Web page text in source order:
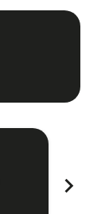
chevron_right